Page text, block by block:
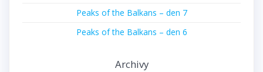
Peaks of the Balkans – den 7
Peaks of the Balkans – den 6
Archivy